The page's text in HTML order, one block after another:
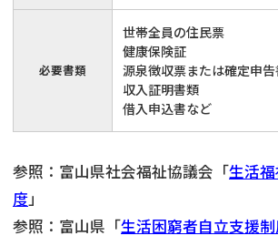
必要書類
世帯全員の住民票
健康保険証
源泉徴収票または確定申告
収入証明書類
借入申込書など
参照：富山県社会福祉協議会「生活
度」
参照：富山県「生活困窮者自立支援